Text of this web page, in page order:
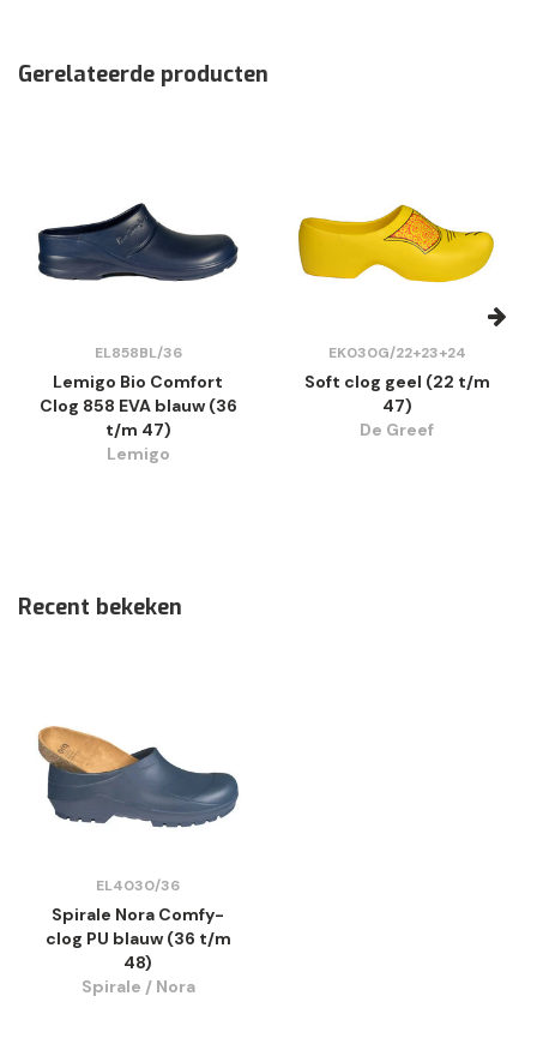
Gerelateerde producten
EL858BL/36
Lemigo Bio Comfort
Clog 858 EVA blauw (36
t/m 47)
Lemigo
EK030G/22+23+24
Soft clog geel (22 t/m
47)
De Greef
Recent bekeken
EL4030/36
Spirale Nora Comfy-
clog PU blauw (36 t/m
48)
Spirale / Nora